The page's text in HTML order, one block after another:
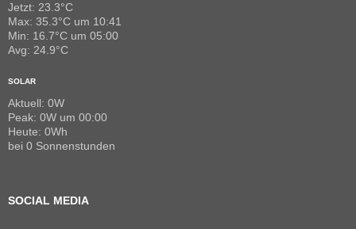
Jetzt: 23.3°C
Max: 35.3°C um 10:41
Min: 16.7°C um 05:00
Avg: 24.9°C
SOLAR
Aktuell: 0W
Peak: 0W um 00:00
Heute: 0Wh
bei 0 Sonnenstunden
SOCIAL MEDIA